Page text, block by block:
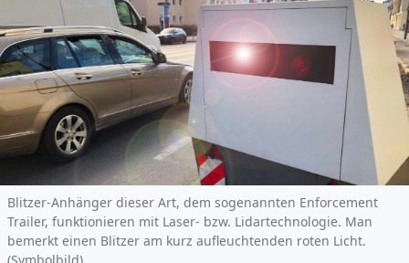
Blitzer-Anhänger dieser Art, dem sogenannten Enforcement
Trailer, funktionieren mit Laser- bzw. Lidartechnologie. Man
bemerkt einen Blitzer am kurz aufleuchtenden roten Licht.